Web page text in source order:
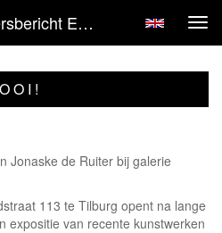
Jonaske De Ruiter - Persbericht Expositie M O O I !
O I !
Jonaske de Ruiter bij galerie
113 te Tilburg opent na lange
expositie van recente kunstwerken